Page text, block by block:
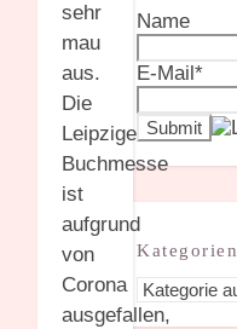
sehr
mau
aus.
Die
Leipziger
Buchmesse
ist
aufgrund
von
Corona
ausgefallen,
Name
E-Mail*
Kategorien
Kategorien